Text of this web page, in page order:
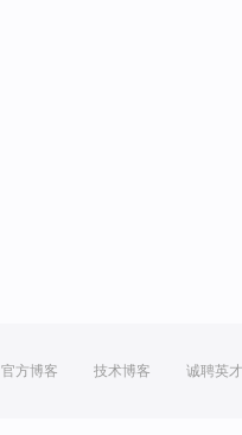
官方博客 技术博客 诚聘英才